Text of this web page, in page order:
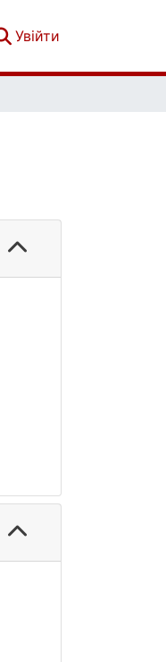
Увійти